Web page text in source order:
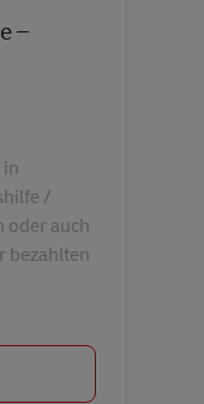
–
/
oder auch
bezahlten